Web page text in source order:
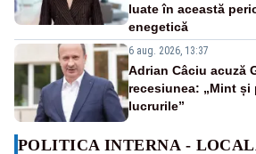
luate în această
enegetică
6 aug. 2026, 13:37
Adrian Câciu acuză
recesiunea: „Mint
lucrurile”
POLITICA INTERNA -